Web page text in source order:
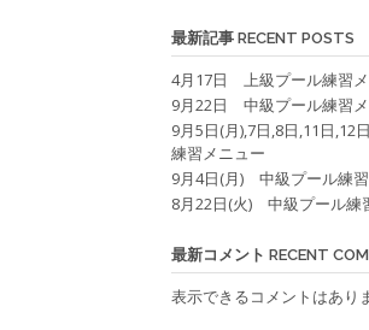
最新記事 RECENT POSTS
4月17日 上級プール練習
9月22日 中級プール練習
9月5日(月),7日,8日,11日
練習メニュー
9月4日(月) 中級プール練
8月22日(火) 中級プール練
最新コメント RECENT
表示できるコメントはあり